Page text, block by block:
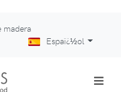
madera
Espaï¿½ol